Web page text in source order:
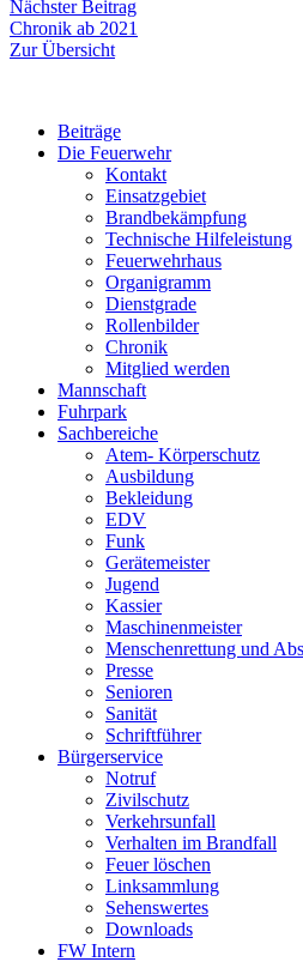
Nächster BeitragNächster
Chronik ab 2021
Zur Übersicht
Beiträge
Die Feuerwehr
Kontakt
Einsatzgebiet
Brandbekämpfung
Technische Hilfeleistung
Feuerwehrhaus
Organigramm
Dienstgrade
Rollenbilder
Chronik
Mitglied werden
Mannschaft
Fuhrpark
Sachbereiche
Atem- Körperschutz
Ausbildung
Bekleidung
EDV
Funk
Gerätemeister
Jugend
Kassier
Maschinenmeister
Menschenrettung und
Presse
Senioren
Sanität
Schriftführer
Bürgerservice
Notruf
Zivilschutz
Verkehrsunfall
Verhalten im Brandfall
Feuer löschen
Linksammlung
Sehenswertes
Downloads
FW Intern